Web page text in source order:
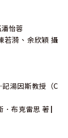
怡蓉
漪、余欣穎 攝
湯因斯教授（C
布克雷思 著 ▏